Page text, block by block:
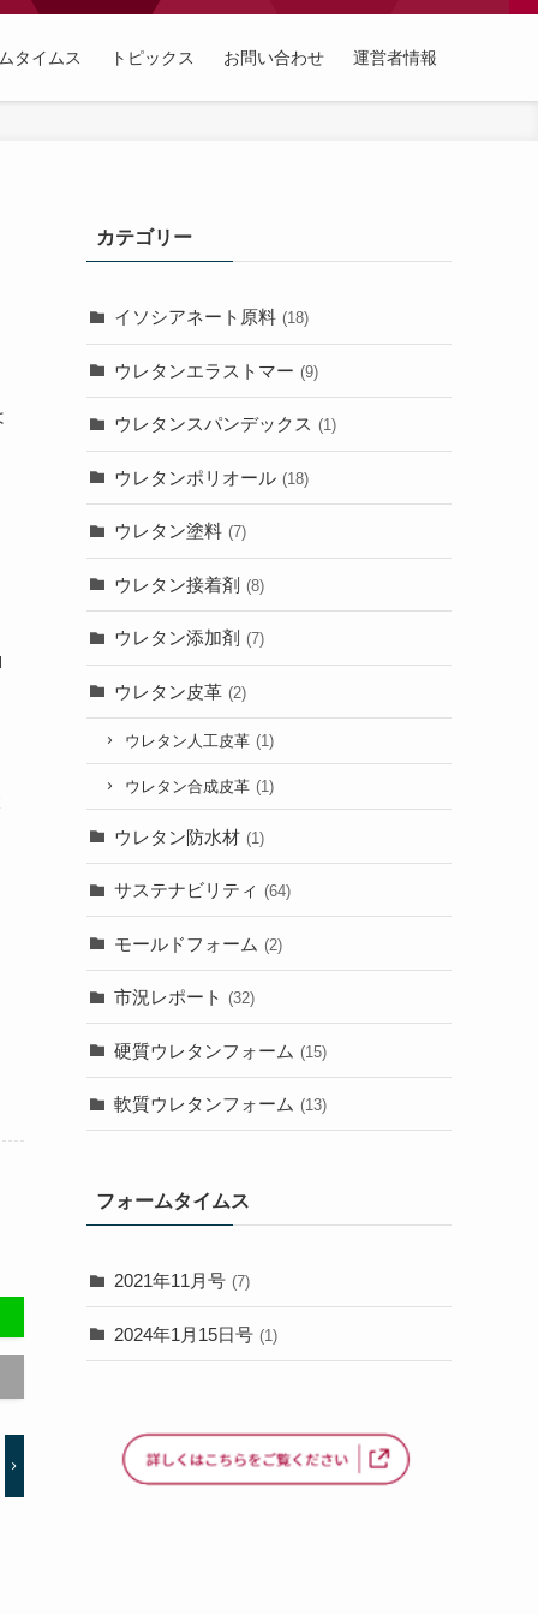
タイムス トピックス お問い合わせ 運営者情報
カテゴリー
イソシアネート原料 (18)
ウレタンエラストマー (9)
ウレタンスパンデックス (1)
ウレタンポリオール (18)
ウレタン塗料 (7)
ウレタン接着剤 (8)
ウレタン添加剤 (7)
ウレタン皮革 (2)
ウレタン人工皮革 (1)
ウレタン合成皮革 (1)
ウレタン防水材 (1)
サステナビリティ (64)
モールドフォーム (2)
市況レポート (32)
硬質ウレタンフォーム (15)
軟質ウレタンフォーム (13)
フォームタイムス
2021年11月号 (7)
2024年1月15日号 (1)